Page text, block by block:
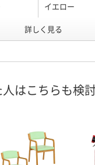
イエロー
U472753
9月2日（水）まで
カ
詳しく見る
はこちらも検